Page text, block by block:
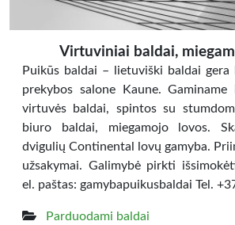
Virtuviniai baldai,
Puikūs baldai – lietuviški baldai
prekybos salone Kaune.
virtuvės baldai, spintos su
biuro baldai, miegamojo lovos.
dvigulių Continental lovų gamyba.
užsakymai. Galimybė pirkti
el. paštas: gamybapuikusbaldai Tel.
Parduodami baldai